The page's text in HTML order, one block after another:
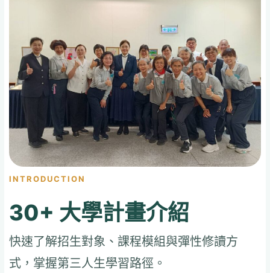
INTRODUCTION
30+ 大學計畫介紹
快速了解招生對象、課程模組與彈性修讀方
式，掌握第三人生學習路徑。